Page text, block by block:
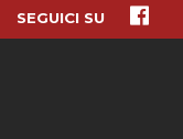
SEGUICI SU